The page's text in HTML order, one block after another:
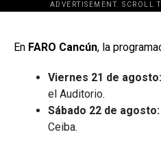
ADVERTISEMENT. SCROLL
[adsforwp
En FARO Cancún, la
Viernes 21 de agosto:
el Auditorio.
Sábado 22 de agosto:
Ceiba.